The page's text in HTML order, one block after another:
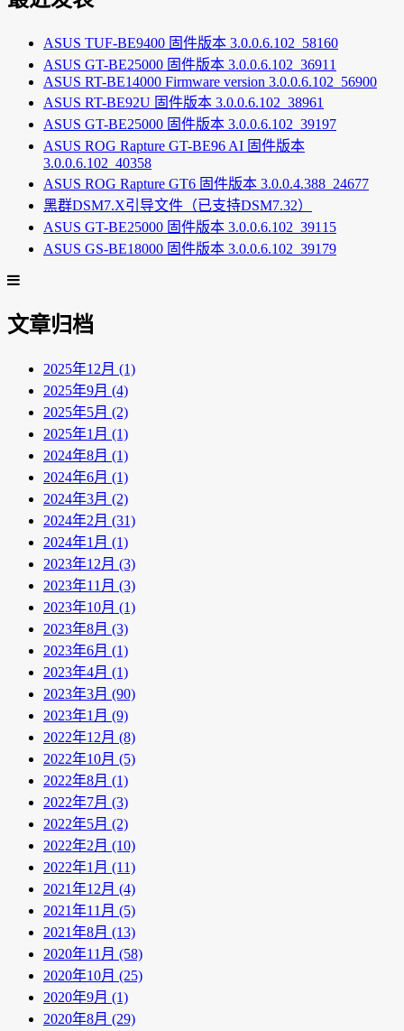
ASUS TUF-BE9400 固件版本 3.0.0.6.102_58160
ASUS GT-BE25000 固件版本 3.0.0.6.102_36911
ASUS RT-BE14000 Firmware version 3.0.0.6.102_56900
ASUS RT-BE92U 固件版本 3.0.0.6.102_38961
ASUS GT-BE25000 固件版本 3.0.0.6.102_39197
ASUS ROG Rapture GT-BE96 AI 固件版本
3.0.0.6.102_40358
ASUS ROG Rapture GT6 固件版本 3.0.0.4.388_24677
黑群DSM7.X引导文件（已支持DSM7.32）
ASUS GT-BE25000 固件版本 3.0.0.6.102_39115
ASUS GS-BE18000 固件版本 3.0.0.6.102_39179
文章归档
2025年12月 (1)
2025年9月 (4)
2025年5月 (2)
2025年1月 (1)
2024年8月 (1)
2024年6月 (1)
2024年3月 (2)
2024年2月 (31)
2024年1月 (1)
2023年12月 (3)
2023年11月 (3)
2023年10月 (1)
2023年8月 (3)
2023年6月 (1)
2023年4月 (1)
2023年3月 (90)
2023年1月 (9)
2022年12月 (8)
2022年10月 (5)
2022年8月 (1)
2022年7月 (3)
2022年5月 (2)
2022年2月 (10)
2022年1月 (11)
2021年12月 (4)
2021年11月 (5)
2021年8月 (13)
2020年11月 (58)
2020年10月 (25)
2020年9月 (1)
2020年8月 (29)